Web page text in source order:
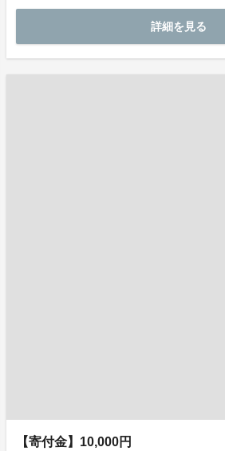
詳細を見る
【寄付金】10,000円